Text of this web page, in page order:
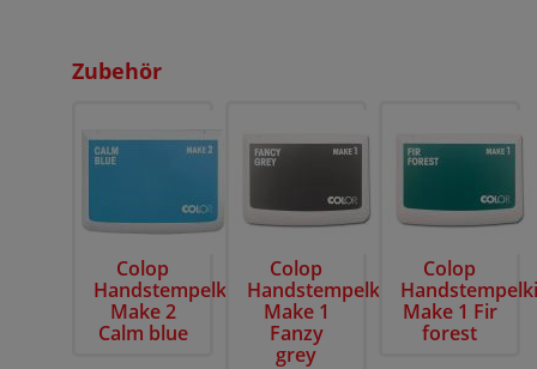
Zubehör
Colop
Handstempelkissen
Make 2
Calm blue
Colop
Handstempelkissen
Make 1
Fanzy
grey
Colop
Make 1 Fir
forest